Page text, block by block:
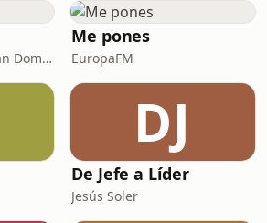
psic.pablo.moreno
Sergio Beguería y Juan Domínguez
Me pones
EuropaFM
DJ
De Jefe a Líder
Jesús Soler